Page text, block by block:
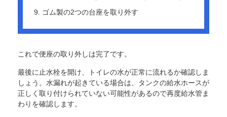
ゴム製の2つの台座を取り外す
これで便座の取り外しは完了です。
最後に止水栓を開け、トイレの水が正常に流れるか確認しま
しょう。水漏れが起きている場合は、タンクの給水ホースが
正しく取り付けられていない可能性があるので再度給水管ま
わりを確認します。